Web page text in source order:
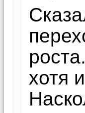
хотя